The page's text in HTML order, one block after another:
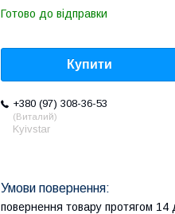
Готово до відправки
Купити
+380 (97) 308-36-53
Виталий
Kyivstar
повернення товару протягом 14